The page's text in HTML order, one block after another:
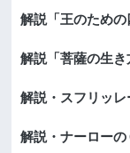
解説「王のための
解説「菩薩の生き
解説・スフリッレ
解説・ナーロー